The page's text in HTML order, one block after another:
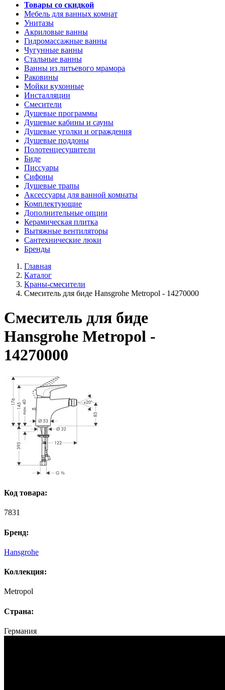
Товары со скидкой
Мебель для ванных комнат
Унитазы
Акриловые ванны
Гидромассажные ванны
Чугунные ванны
Стальные ванны
Ванны из литьевого мрамора
Раковины
Мойки кухонные
Инсталляции
Смесители
Душевые программы
Душевые кабины и сауны
Душевые уголки и ограждения
Душевые поддоны
Полотенцесушители
Биде
Писсуары
Сифоны
Душевые трапы
Аксессуары для ванной комнаты
Комплектующие
Дополнительные опции
Керамическая плитка
Вытяжные вентиляторы
Сантехнические люки
Бренды
Главная
Каталог
Краны-смесители
Смеситель для биде Hansgrohe Metropol - 14270000
Смеситель для биде
Hansgrohe Metropol -
14270000
Код товара:
7831
Бренд:
Hansgrohe
Коллекция:
Metropol
Страна:
Германия